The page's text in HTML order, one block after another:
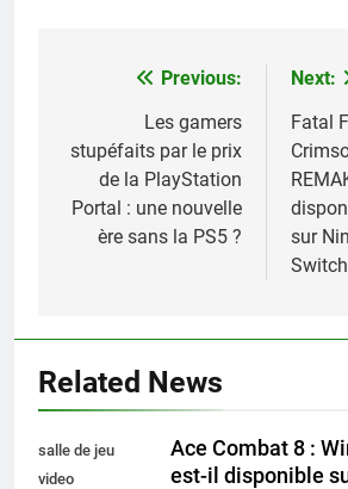
Navigation
l’article
Previous:
Les gamers
stupéfaits par le prix
de la PlayStation
Portal : une nouvelle
ère sans la PS5 ?
Next:
Fatal
sur
Related News
salle de jeu
video
Ace Combat 8 :
est-il disponible